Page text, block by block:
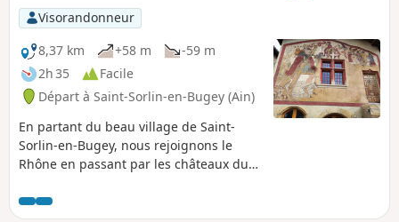
Visorandonneur
8,37 km
+58 m
-59 m
2h 35
Facile
Départ à Saint-Sorlin-en-Bugey (Ain)
En partant du beau village de Saint-
Sorlin-en-Bugey, nous rejoignons le
Rhône en passant par les châteaux du
ViaRhôna, passons par les ruines fières